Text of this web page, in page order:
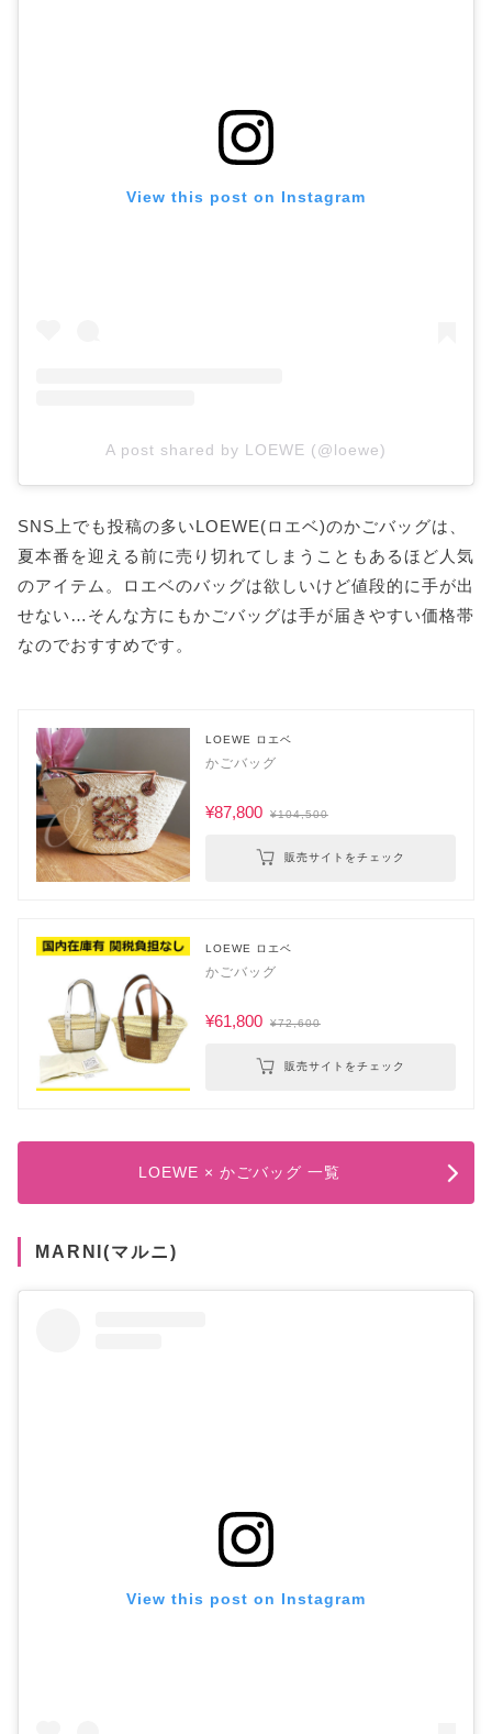
View this post on Instagram
A post shared by LOEWE (@loewe)
SNS上でも投稿の多いLOEWE(ロエベ)のかごバッグは、
夏本番を迎える前に売り切れてしまうこともあるほど人気
のアイテム。ロエベのバッグは欲しいけど値段的に手が出
せない…そんな方にもかごバッグは手が届きやすい価格帯
なのでおすすめです。
LOEWE ロエベ
かごバッグ
¥87,800 ¥104,500
販売サイトをチェック
LOEWE ロエベ
かごバッグ
¥61,800 ¥72,600
販売サイトをチェック
LOEWE × かごバッグ 一覧
MARNI(マルニ)
View this post on Instagram